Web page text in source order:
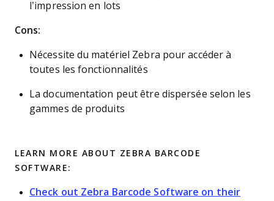
l’impression en lots
Cons:
Nécessite du matériel Zebra pour accéder à
toutes les fonctionnalités
La documentation peut être dispersée selon les
gammes de produits
LEARN MORE ABOUT ZEBRA BARCODE
SOFTWARE:
Check out Zebra Barcode Software on their